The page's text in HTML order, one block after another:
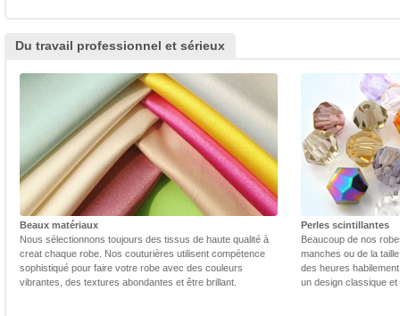
Du travail professionnel et sérieux
Beaux matériaux
Nous sélectionnons toujours des tissus de haute qualité à
creat chaque robe. Nos couturières utilisent compétence
sophistiqué pour faire votre robe avec des couleurs
vibrantes, des textures abondantes et être brillant.
Perles scintillantes
Beaucoup de nos
manches ou de la
des heures
un design classique